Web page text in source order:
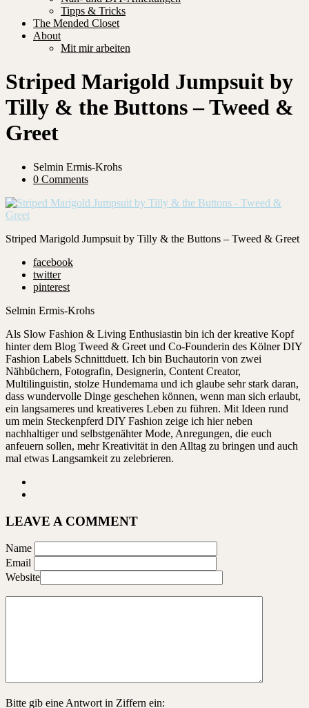
Tipps & Tricks
The Mended Closet
About
Mit mir arbeiten
Striped Marigold Jumpsuit by
Tilly & the Buttons – Tweed &
Greet
Selmin Ermis-Krohs
0 Comments
Striped Marigold Jumpsuit by Tilly & the Buttons – Tweed & Greet
facebook
twitter
pinterest
Selmin Ermis-Krohs
Als Slow Fashion & Living Enthusiastin bin ich der kreative Kopf
hinter dem Blog Tweed & Greet und Co-Founderin des Kölner DIY
Fashion Labels Schnittduett. Ich bin Buchautorin von zwei
Nähbüchern, Fotografin, Designerin, Content Creator,
Multilinguistin, stolze Hundemama und ich glaube sehr stark daran,
dass wundervolle Dinge geschehen können, wenn man sich erlaubt,
ein langsameres und kreativeres Leben zu führen. Mit Ideen rund
um mein Steckenpferd DIY Fashion zeige ich hier neben
nachhaltiger und selbstgenähter Mode, Anregungen, die euch
anfeuern sollen, mehr Kreativität in den Alltag zu bringen und auch
mal etwas Langsamkeit zu zelebrieren.
LEAVE A COMMENT
Name
Email
Website
Bitte gib eine Antwort in Ziffern ein: